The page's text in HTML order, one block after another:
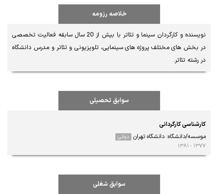
خلاصه رزومه
در رشته تئاتر.
سوابق تحصیلی
کارشناسی کارگردانی
موسسه/دانشگاه: دانشگاه تهران دولتی
۱۳۷۷ - ۱۳۸۱
سوابق شغلی